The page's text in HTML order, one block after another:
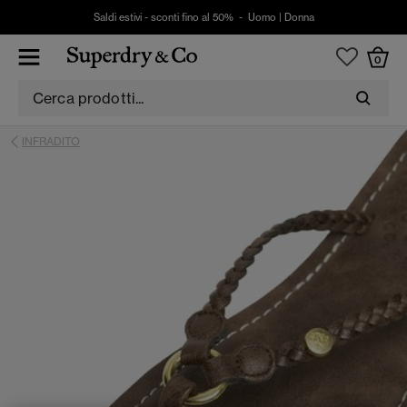
Saldi estivi - sconti fino al 50% - Uomo Donna
0
INFRADITO